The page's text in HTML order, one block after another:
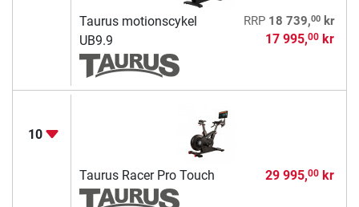
Taurus motionscykel
UB9.9
RRP 18 739,00kr
17 995,00kr
10
Taurus Racer Pro Touch 29 995,00kr